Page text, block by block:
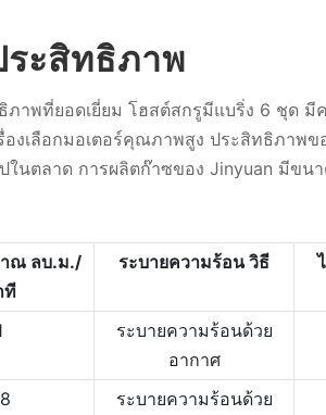
ระสิทธิภาพ
าพที่ยอดเยี่ยม โฮสต์สกรูมีแบริ่ง 6 ชุด
เลือกมอเตอร์คุณภาพสูง ประสิทธิภาพข
นตลาด การผลิตก๊าซของ Jinyuan มีข
ณ ลบ.ม./
ที
ระบายความร้อนวิธี
ระบายความร้อนด้วย
อากาศ
ระบายความร้อนด้วย